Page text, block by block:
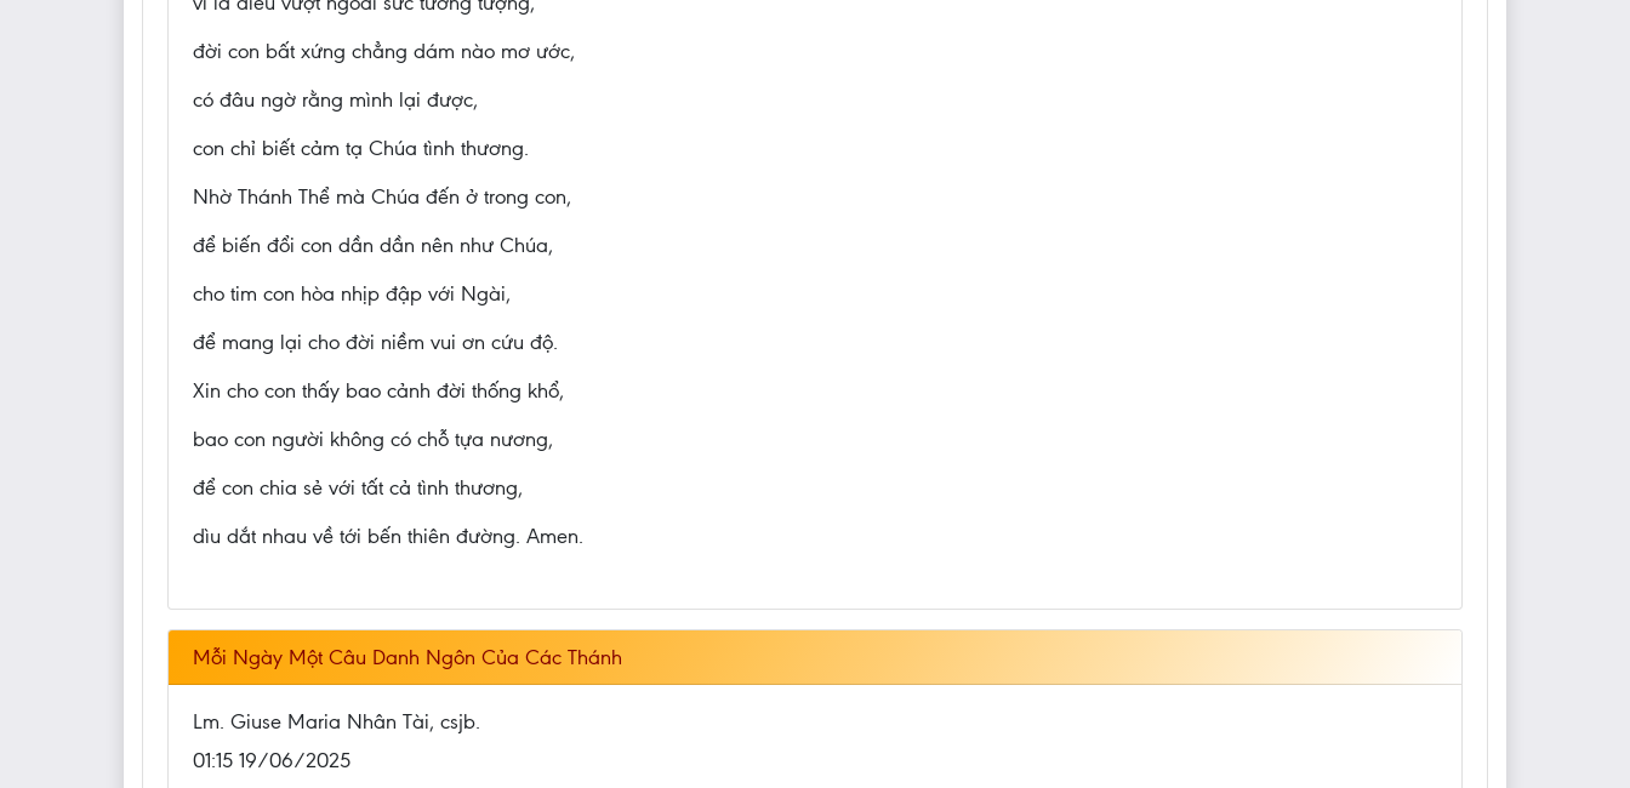
đời con bất xứng chẳng dám nào mơ ước,
có đâu ngờ rằng mình lại được,
con chỉ biết cảm tạ Chúa tình thương.
Nhờ Thánh Thể mà Chúa đến ở trong con,
để biến đổi con dần dần nên như Chúa,
cho tim con hòa nhịp đập với Ngài,
để mang lại cho đời niềm vui ơn cứu độ.
Xin cho con thấy bao cảnh đời thống khổ,
bao con người không có chỗ tựa nương,
để con chia sẻ với tất cả tình thương,
dìu dắt nhau về tới bến thiên đường. Amen.
Mỗi Ngày Một Câu Danh Ngôn Của Các Thánh
Lm. Giuse Maria Nhân Tài, csjb.
01:15 19/06/2025